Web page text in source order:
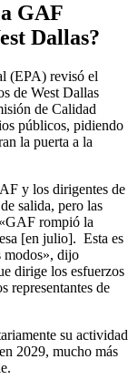
GAF
Dallas?
(EPA) revisó el
de West Dallas
de Calidad
públicos, pidiendo
la puerta a la
y los dirigentes de
salida, pero las
rompió la
[en julio]. Esta es
modos», dijo
dirige los esfuerzos
representantes de
su actividad
2029, mucho más